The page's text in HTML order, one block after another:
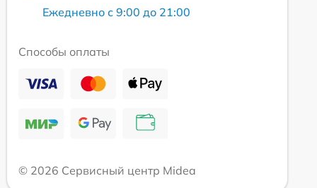
Ежедневно с 9:00 до 21:00
Способы оплаты
© 2026 Сервисный центр Midea